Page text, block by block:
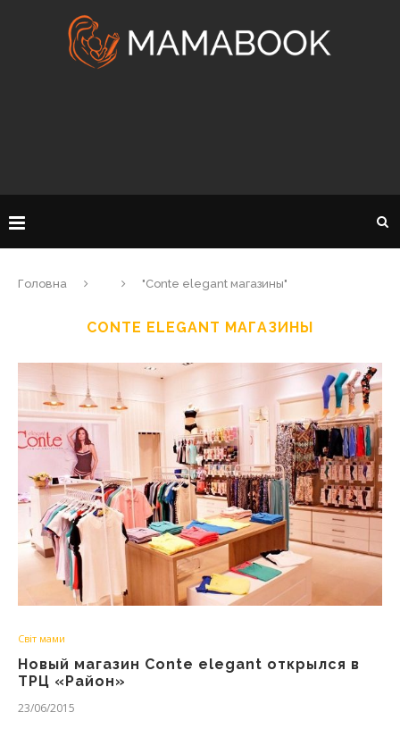
Головна "Conte elegant магазины"
CONTE ELEGANT МАГАЗИНЫ
Світ мами
Новый магазин Conte elegant открылся в
ТРЦ «Район»
23/06/2015